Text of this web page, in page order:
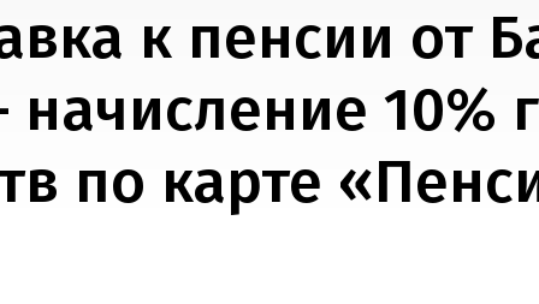
Рефинансирование
Вклад «Подарок»
Вклад «Управляемый»
при проведении трансграничных переводов
к пенсии от
10%
по карте